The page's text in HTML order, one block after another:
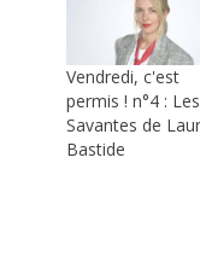
Vendredi, c'est
permis ! n°4 : Les
Savantes de
Bastide